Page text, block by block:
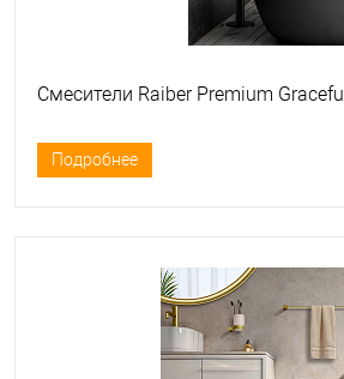
Смесители Raiber Premium Graceful
Подробнее